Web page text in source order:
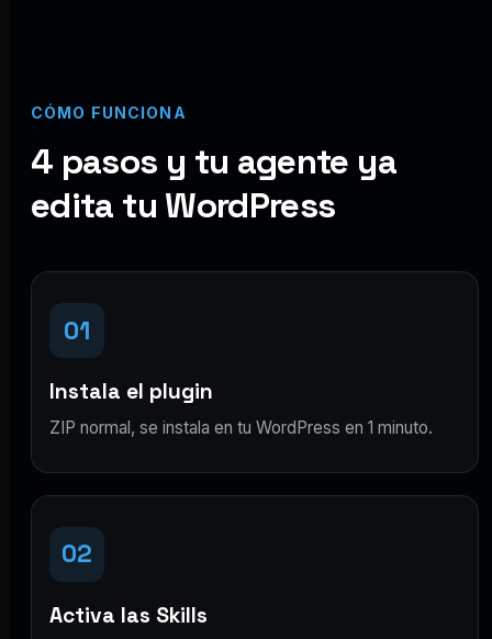
CÓMO FUNCIONA
4 pasos y tu agente ya
edita tu WordPress
01
Instala el plugin
ZIP normal, se instala en tu WordPress en 1 minuto.
02
Activa las Skills